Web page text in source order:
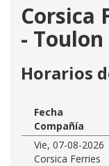
Corsica
- Toulon
Horarios
Fecha
Compañía
Vie, 07-08-2026
Corsica Ferries